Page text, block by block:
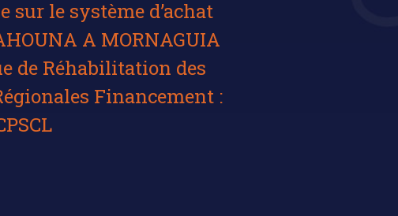
sur le système d’achat
A MORNAGUIA
de Réhabilitation des
Financement :